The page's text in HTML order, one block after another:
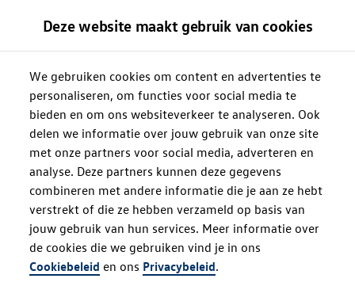
Deze website maakt gebruik van cookies
We gebruiken cookies om content en advertenties te
personaliseren, om functies voor social media te
bieden en om ons websiteverkeer te analyseren. Ook
delen we informatie over jouw gebruik van onze site
met onze partners voor social media, adverteren en
analyse. Deze partners kunnen deze gegevens
combineren met andere informatie die je aan ze hebt
verstrekt of die ze hebben verzameld op basis van
jouw gebruik van hun services. Meer informatie over
de cookies die we gebruiken vind je in ons
Cookiebeleid en ons Privacybeleid.
Oops!